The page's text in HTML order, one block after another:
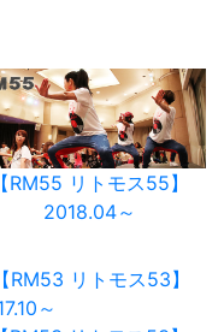
【RM55 リトモス55】
2018.04～